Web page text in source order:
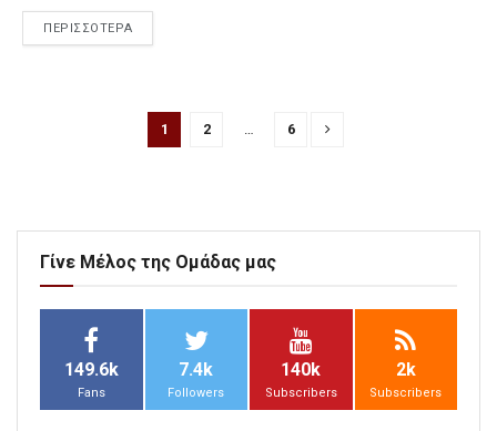
ΠΕΡΙΣΣΟΤΕΡΑ
1 2 … 6
Γίνε Μέλος της Ομάδας μας
149.6k
Fans
7.4k
Followers
140k
Subscribers
2k
Subscribers